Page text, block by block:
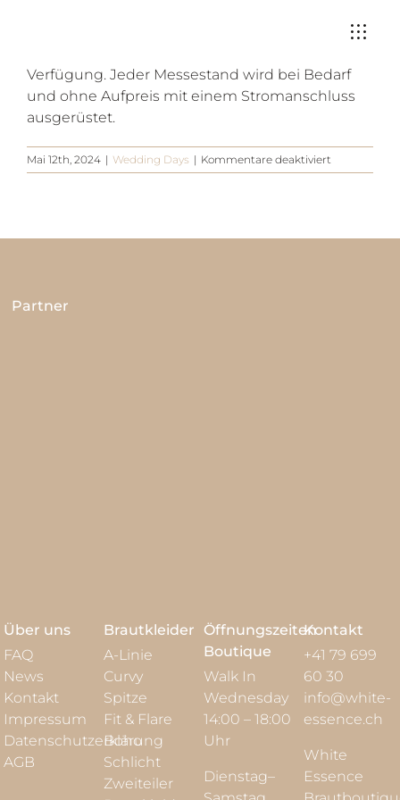
Vorstellung einrichten. Auf Anfrage und gegen
Verfügung. Jeder Messestand wird bei Bedarf
und ohne Aufpreis mit einem Stromanschluss
ausgerüstet.
Mai 12th, 2024 | Wedding Days | Kommentare deaktiviert
Was
vorhanden?
Partner
Über uns
FAQ
News
Kontakt
Impressum
Datenschutzerklärung
AGB
Brautkleider
A-Linie
Curvy
Spitze
Fit & Flare
Boho
Schlicht
Zweiteiler
Öffnungszeiten
Boutique
Walk In
Wednesday
14:00 – 18:00
Uhr
Dienstag–
Kontakt
+41 79 699
60 30
info@white-
essence.ch
White
Essence